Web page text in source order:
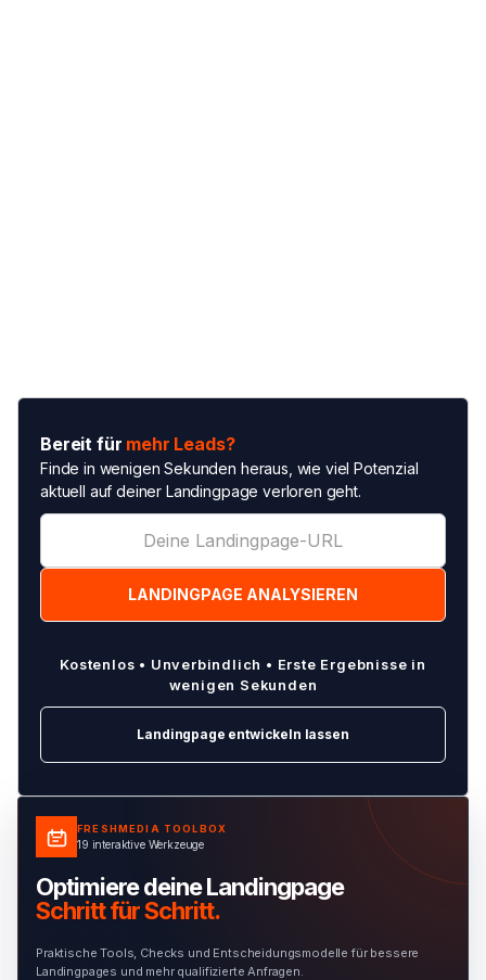
Bereit für mehr Leads?
Finde in wenigen Sekunden heraus, wie viel Potenzial
aktuell auf deiner Landingpage verloren geht.
Kostenlos • Unverbindlich • Erste Ergebnisse in
wenigen Sekunden
Landingpage entwickeln lassen
FRESHMEDIA TOOLBOX
19 interaktive Werkzeuge
Optimiere deine Landingpage
Schritt für Schritt.
Praktische Tools, Checks und Entscheidungsmodelle für bessere
Landingpages und mehr qualifizierte Anfragen.